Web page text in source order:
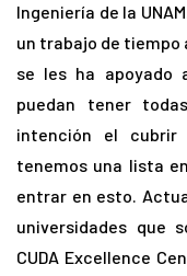
Ingeniería de la
un trabajo de tiempo
se les ha apoyado
puedan tener
intención el
tenemos una lista
entrar en esto.
universidades que
CUDA Excellence